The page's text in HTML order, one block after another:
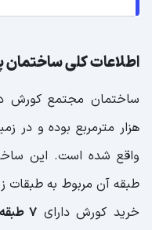
اطلاعات کلی
واقع شده است. این
طبقه آن مربوط به طبقات
خرید کورش دارای 7 طبقه پارکینگ